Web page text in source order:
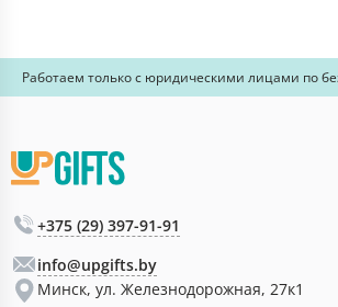
Работаем только с юридическими лицами по
+375 (29) 397-91-91
info@upgifts.by
Минск, ул. Железнодорожная, 27к1